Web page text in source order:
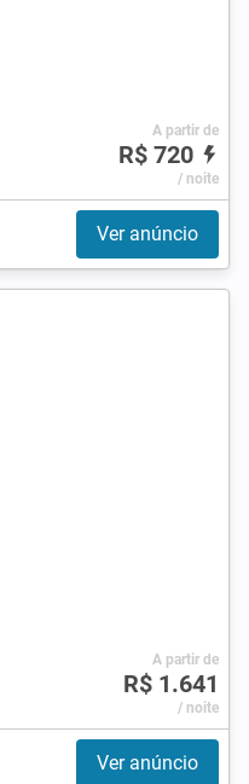
A partir de
R$ 720
/ noite
Ver anúncio
A partir de
R$ 1.641
/ noite
Ver anúncio